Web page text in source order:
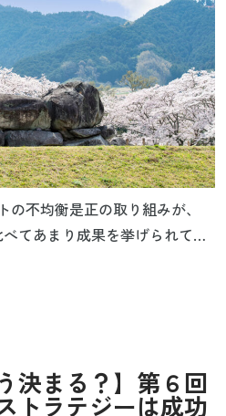
不均衡是正の取り組みが、
てあまり成果を挙げられてい
回は、世界遺産委員会が取り
の解消の取り組みを見てみた
決まる？】第６回
トラテジーは成功